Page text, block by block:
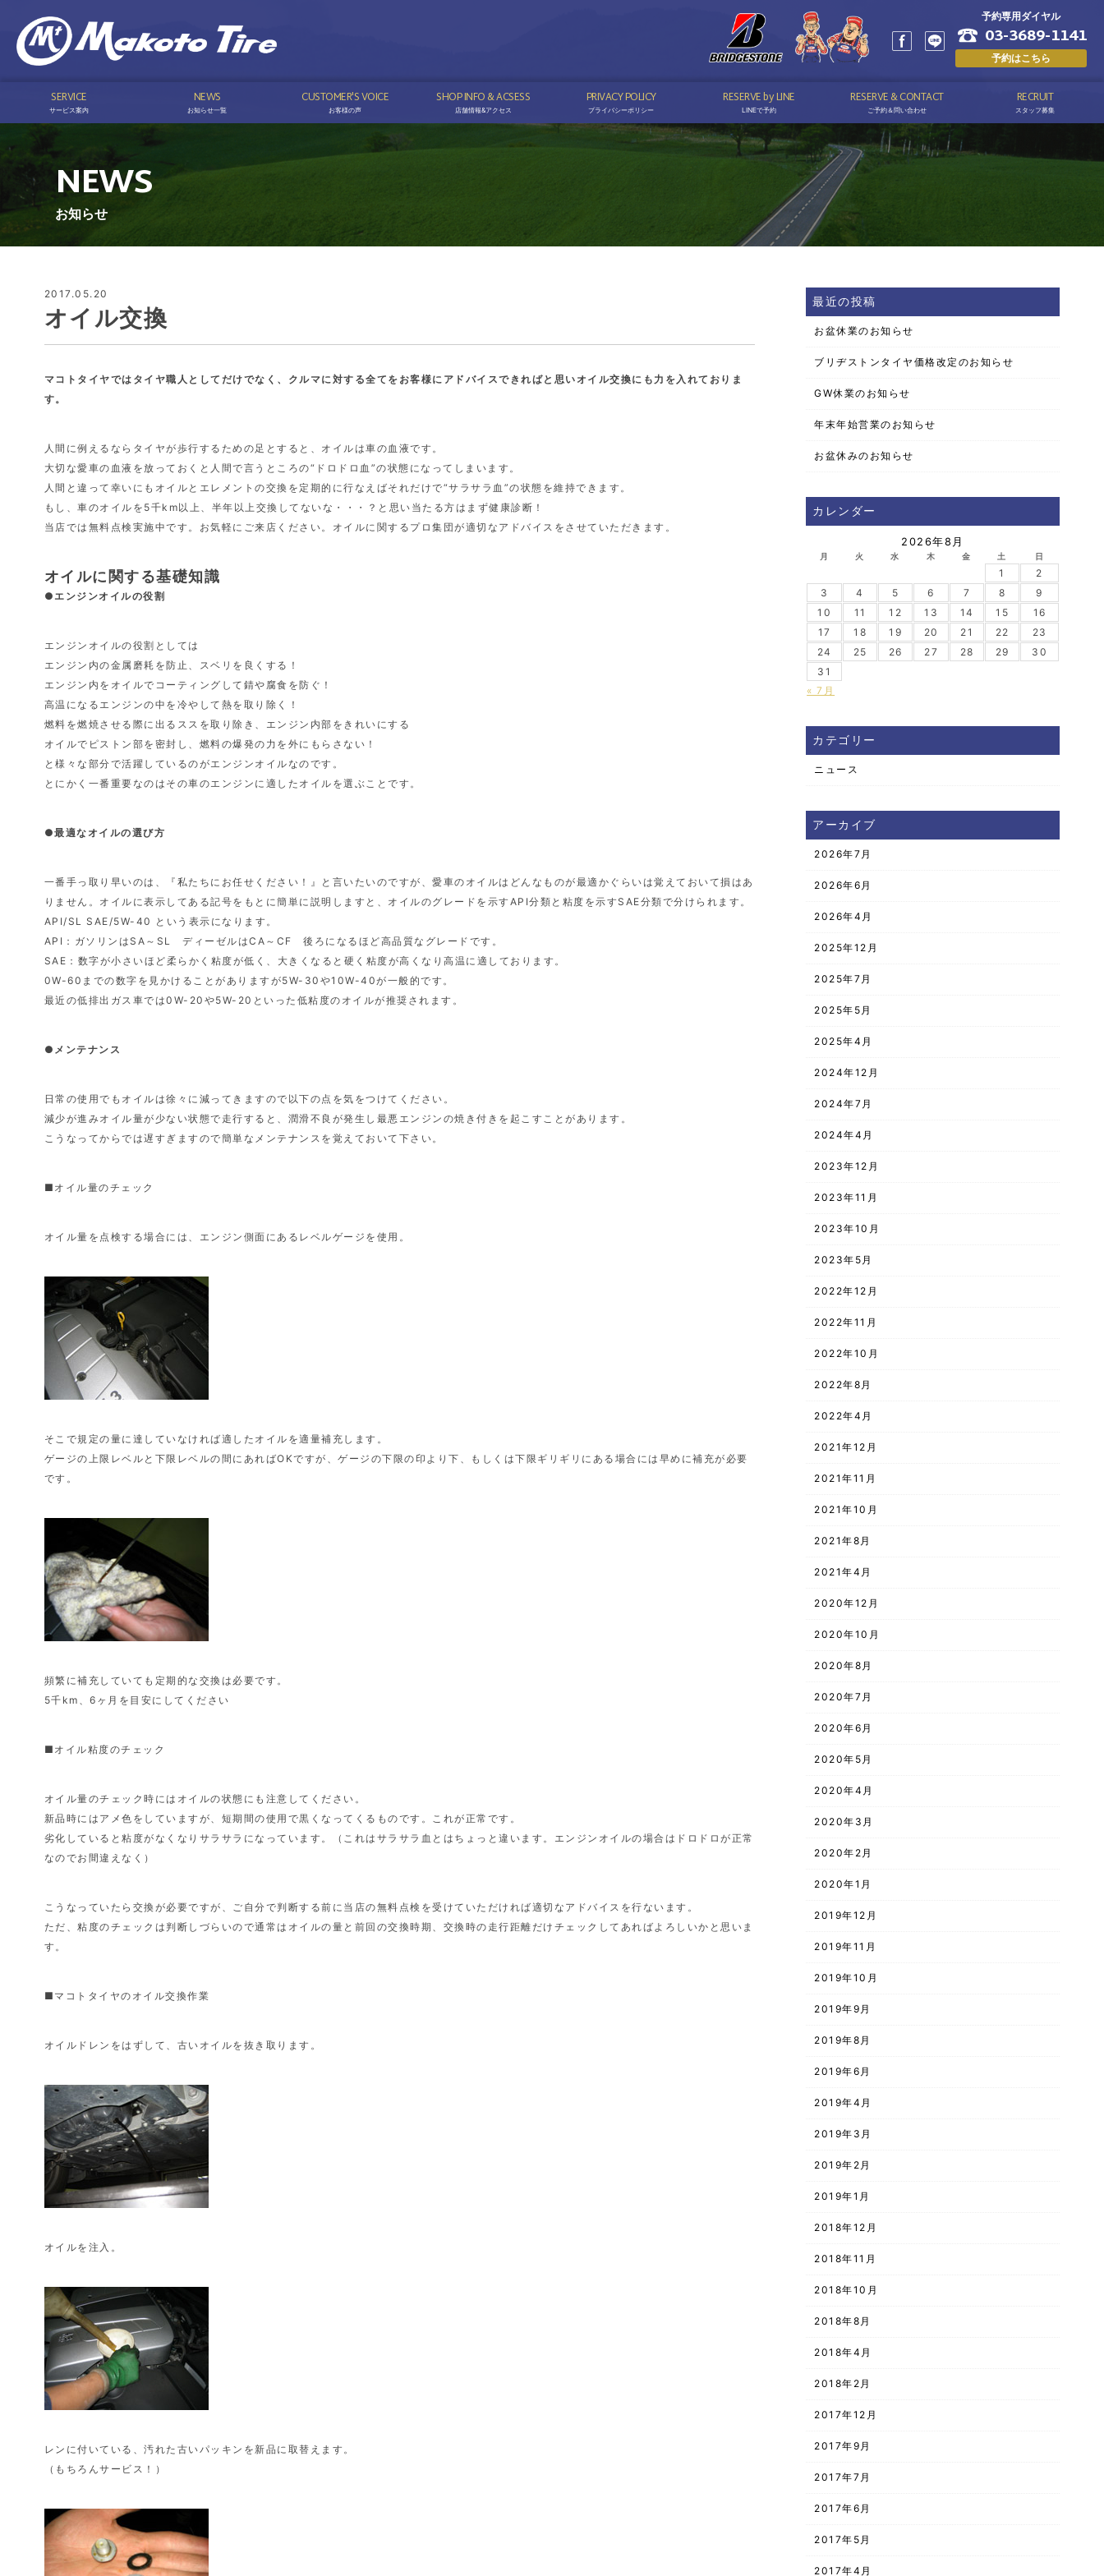
予約専用ダイヤル
03-3689-1141
予約はこちら
SERVICE
サービス案内
NEWS
お知らせ一覧
CUSTOMER'S VOICE
お客様の声
SHOP INFO & ACSESS
店舗情報&アクセス
PRIVACY POLICY
プライバシーポリシー
RESERVE by LINE
LINEで予約
RESERVE & CONTACT
ご予約＆問い合わせ
RECRUIT
スタッフ募集
NEWS
お知らせ
2017.05.20
オイル交換
マコトタイヤではタイヤ職人としてだけでなく、クルマに対する全てをお客様にアドバイスできればと思いオイル交換にも力を入れておりま
す。
人間に例えるならタイヤが歩行するための足とすると、オイルは車の血液です。
大切な愛車の血液を放っておくと人間で言うところの“ドロドロ血”の状態になってしまいます。
人間と違って幸いにもオイルとエレメントの交換を定期的に行なえばそれだけで“サラサラ血”の状態を維持できます。
もし、車のオイルを5千km以上、半年以上交換してないな・・・？と思い当たる方はまず健康診断！
当店では無料点検実施中です。お気軽にご来店ください。オイルに関するプロ集団が適切なアドバイスをさせていただきます。
オイルに関する基礎知識
●エンジンオイルの役割
エンジンオイルの役割としては
エンジン内の金属磨耗を防止、スベリを良くする！
エンジン内をオイルでコーティングして錆や腐食を防ぐ！
高温になるエンジンの中を冷やして熱を取り除く！
燃料を燃焼させる際に出るススを取り除き、エンジン内部をきれいにする
オイルでピストン部を密封し、燃料の爆発の力を外にもらさない！
と様々な部分で活躍しているのがエンジンオイルなのです。
とにかく一番重要なのはその車のエンジンに適したオイルを選ぶことです。
●最適なオイルの選び方
一番手っ取り早いのは、『私たちにお任せください！』と言いたいのですが、愛車のオイルはどんなものが最適かぐらいは覚えておいて損はあ
りません。オイルに表示してある記号をもとに簡単に説明しますと、オイルのグレードを示すAPI分類と粘度を示すSAE分類で分けられます。
API/SL SAE/5W-40 という表示になります。
API：ガソリンはSA～SL ディーゼルはCA～CF 後ろになるほど高品質なグレードです。
SAE：数字が小さいほど柔らかく粘度が低く、大きくなると硬く粘度が高くなり高温に適しております。
0W-60までの数字を見かけることがありますが5W-30や10W-40が一般的です。
最近の低排出ガス車では0W-20や5W-20といった低粘度のオイルが推奨されます。
●メンテナンス
日常の使用でもオイルは徐々に減ってきますので以下の点を気をつけてください。
減少が進みオイル量が少ない状態で走行すると、潤滑不良が発生し最悪エンジンの焼き付きを起こすことがあります。
こうなってからでは遅すぎますので簡単なメンテナンスを覚えておいて下さい。
■オイル量のチェック
オイル量を点検する場合には、エンジン側面にあるレベルゲージを使用。
そこで規定の量に達していなければ適したオイルを適量補充します。
ゲージの上限レベルと下限レベルの間にあればOKですが、ゲージの下限の印より下、もしくは下限ギリギリにある場合には早めに補充が必要
です。
頻繁に補充していても定期的な交換は必要です。
5千km、6ヶ月を目安にしてください
■オイル粘度のチェック
オイル量のチェック時にはオイルの状態にも注意してください。
新品時にはアメ色をしていますが、短期間の使用で黒くなってくるものです。これが正常です。
劣化していると粘度がなくなりサラサラになっています。（これはサラサラ血とはちょっと違います。エンジンオイルの場合はドロドロが正常
なのでお間違えなく）
こうなっていたら交換が必要ですが、ご自分で判断する前に当店の無料点検を受けていただければ適切なアドバイスを行ないます。
ただ、粘度のチェックは判断しづらいので通常はオイルの量と前回の交換時期、交換時の走行距離だけチェックしてあればよろしいかと思いま
す。
■マコトタイヤのオイル交換作業
オイルドレンをはずして、古いオイルを抜き取ります。
オイルを注入。
レンに付いている、汚れた古いパッキンを新品に取替えます。
（もちろんサービス！）
最近の投稿
お盆休業のお知らせ
ブリヂストンタイヤ価格改定のお知らせ
GW休業のお知らせ
年末年始営業のお知らせ
お盆休みのお知らせ
カレンダー
2026年8月
月 火 水 木 金 土 日
« 7月
1
2
3
4 5 6 7 8
9
10
11 12 13 14 15
16
17
18 19 20 21 22
23
24
25 26 27 28 29
30
31
カテゴリー
ニュース
アーカイブ
2026年7月
2026年6月
2026年4月
2025年12月
2025年7月
2025年5月
2025年4月
2024年12月
2024年7月
2024年4月
2023年12月
2023年11月
2023年10月
2023年5月
2022年12月
2022年11月
2022年10月
2022年8月
2022年4月
2021年12月
2021年11月
2021年10月
2021年8月
2021年4月
2020年12月
2020年10月
2020年8月
2020年7月
2020年6月
2020年5月
2020年4月
2020年3月
2020年2月
2020年1月
2019年12月
2019年11月
2019年10月
2019年9月
2019年8月
2019年6月
2019年4月
2019年3月
2019年2月
2019年1月
2018年12月
2018年11月
2018年10月
2018年8月
2018年4月
2018年2月
2017年12月
2017年9月
2017年7月
2017年6月
2017年5月
2017年4月